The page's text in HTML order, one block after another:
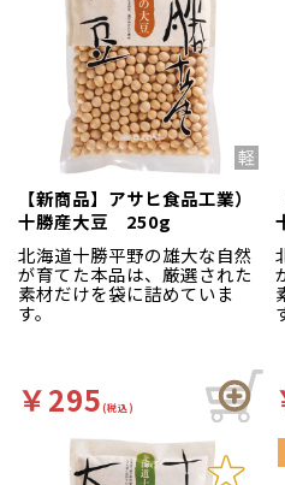
【新商品】アサヒ食品工業）
十勝産大豆 250g
北海道十勝平野の雄大な自然
が育てた本品は、厳選された
素材だけを袋に詰めていま
す。
￥295(税込)